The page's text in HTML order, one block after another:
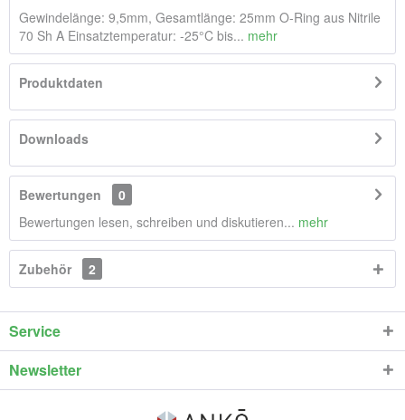
Gewindelänge: 9,5mm, Gesamtlänge: 25mm O-Ring aus Nitrile
70 Sh A Einsatztemperatur: -25°C bis... mehr
Produktdaten
Downloads
Bewertungen
0
Bewertungen lesen, schreiben und diskutieren... mehr
Zubehör 2
Service
Newsletter